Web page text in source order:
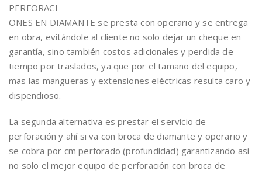
PERFORACI
ONES EN DIAMANTE se presta con operario y se entrega
en obra, evitándole al cliente no solo dejar un cheque en
garantía, sino también costos adicionales y perdida de
tiempo por traslados, ya que por el tamaño del equipo,
mas las mangueras y extensiones eléctricas resulta caro y
dispendioso.
La segunda alternativa es prestar el servicio de
perforación y ahí si va con broca de diamante y operario y
se cobra por cm perforado (profundidad) garantizando así
no solo el mejor equipo de perforación con broca de